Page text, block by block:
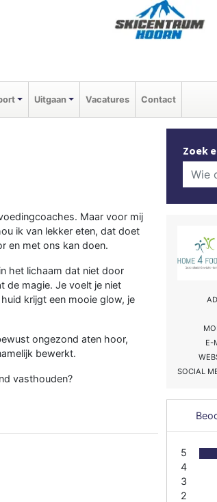
Uitgaan Vacatures Contact
Maar voor mij
ik van lekker eten, dat doet
en met ons kan doen.
het lichaam dat niet door
de magie. Je voelt je niet
krijgt een mooie glow, je
ongezond aten hoor,
bewerkt.
vasthouden?
Zoek
E-
SOCIAL
5
4
3
2